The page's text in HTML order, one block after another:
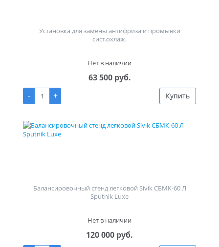
Установка для замены антифриза и промывки
сист.охлаж.
Нет в наличии
63 500 руб.
-
+ Купить
Балансировочный стенд легковой Sivik СБМК-60 Л
Sputnik Luxe
Нет в наличии
120 000 руб.